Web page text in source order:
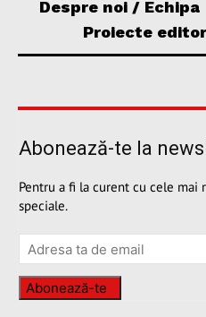
Despre noi / Echipa
Proiecte
Abonează-te la
Pentru a fi la curent cu cele
speciale.
Abonează-te